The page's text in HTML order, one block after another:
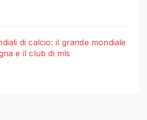
di calcio: il grande mondiale
e il club di mls